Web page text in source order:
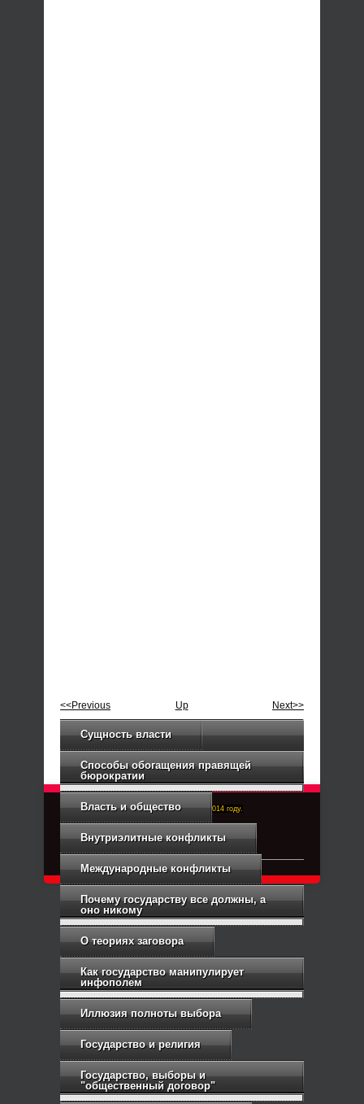
<<Previous Up Next>>
Сущность власти
Способы обогащения правящей
бюрократии
Власть и общество
Внутриэлитные конфликты
Международные конфликты
Почему государству все должны, а
оно никому
О теориях заговора
Как государство манипулирует
инфополем
Иллюзия полноты выбора
Государство и религия
Государство, выборы и
"общественный договор"
Right-Dexter-ПРАВЫЙ ФРОНТ. Основан в 2014 году.
Связь с администрацией